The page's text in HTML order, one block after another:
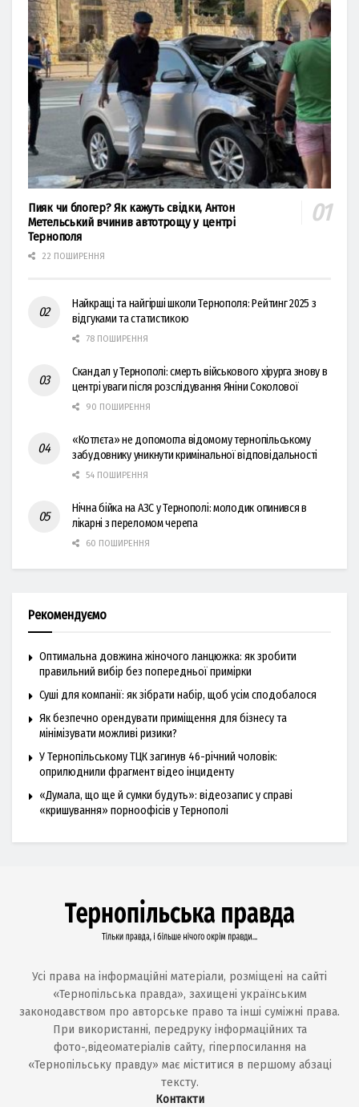
Пияк чи блогер? Як кажуть свідки, Антон
Метельський вчинив автотрощу у центрі
Тернополя
22 ПОШИРЕННЯ
Найкращі та найгірші школи Тернополя: Рейтинг 2025 з
відгуками та статистикою
78 ПОШИРЕННЯ
Скандал у Тернополі: смерть військового хірурга знову в
центрі уваги після розслідування Яніни Соколової
90 ПОШИРЕННЯ
«Котлєта» не допомогла відомому тернопільському
забудовнику уникнути кримінальної відповідальності
54 ПОШИРЕННЯ
Нічна бійка на АЗС у Тернополі: молодик опинився в
лікарні з переломом черепа
60 ПОШИРЕННЯ
Рекомендуємо
Оптимальна довжина жіночого ланцюжка: як зробити
правильний вибір без попередньої примірки
Суші для компанії: як зібрати набір, щоб усім сподобалося
Як безпечно орендувати приміщення для бізнесу та
мінімізувати можливі ризики?
У Тернопільському ТЦК загинув 46-річний чоловік:
оприлюднили фрагмент відео інциденту
«Думала, що ще й сумки будуть»: відеозапис у справі
«кришування» порноофісів у Тернополі
Усі права на інформаційні матеріали, розміщені на сайті
«Тернопільська правда», захищені українським
законодавством про авторське право та інші суміжні права.
При використанні, передруку інформаційних та
фото-,відеоматеріалів сайту, гіперпосилання на
«Тернопільську правду» має міститися в першому абзаці
тексту.
Контакти